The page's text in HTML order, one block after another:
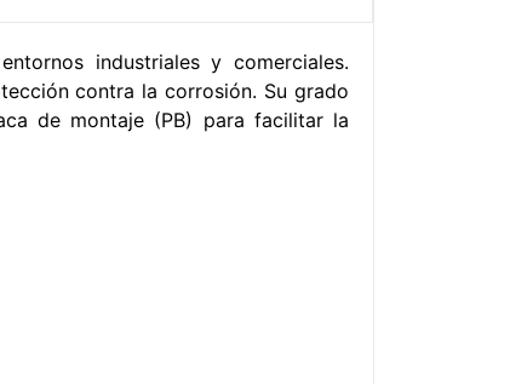
industriales y comerciales.
contra la corrosión. Su grado
de montaje (PB) para facilitar la